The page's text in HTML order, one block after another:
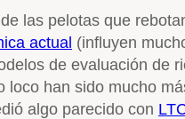
las pelotas que
actual (influyen
de evaluación de
loco han sido mucho
algo parecido con